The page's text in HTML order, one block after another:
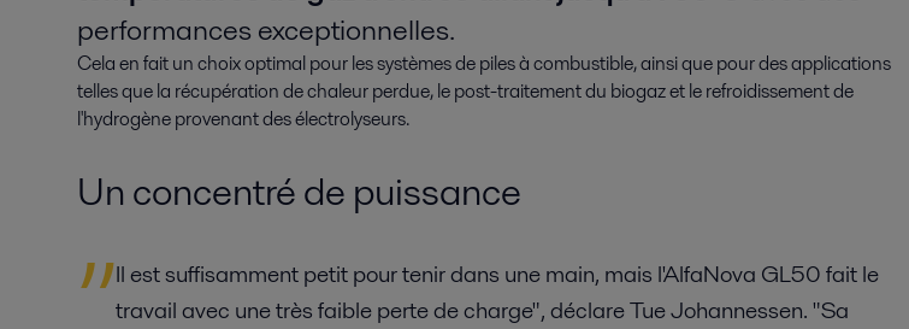
performances exceptionnelles.
Cela en fait un choix optimal pour les systèmes de piles à combustible, ainsi que pour des applications
telles que la récupération de chaleur perdue, le post-traitement du biogaz et le refroidissement de
l'hydrogène provenant des électrolyseurs.
Un concentré de puissance
Il est suffisamment petit pour tenir dans une main, mais l'AlfaNova GL50 fait le
travail avec une très faible perte de charge", déclare Tue Johannessen. "Sa